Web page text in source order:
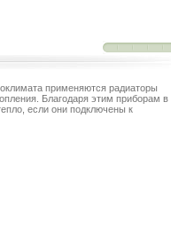
применяются радиаторы
Благодаря этим приборам в
если они подключены к